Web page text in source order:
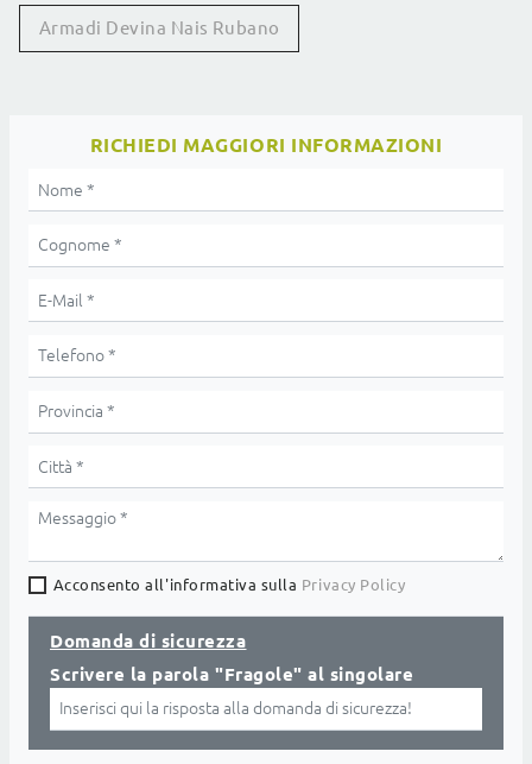
Armadi Devina Nais Rubano
RICHIEDI MAGGIORI INFORMAZIONI
Acconsento all'informativa sulla Privacy Policy
Domanda di sicurezza
Scrivere la parola "Fragole" al singolare